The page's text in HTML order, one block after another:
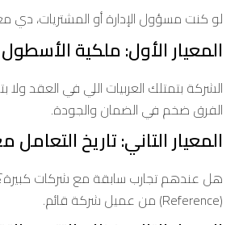
لو كنت مسؤول الإدارة أو المشتريات، دي
المعيار الأول: ملكية الأسطول
الشركة بتمتلك العربيات اللي في العقد ولا
الفرق ضخم في الضمان والجودة.
المعيار التاني: تاريخ
هل عندهم تجارب سابقة مع شركات
(Reference) من عميل شركة قائم.